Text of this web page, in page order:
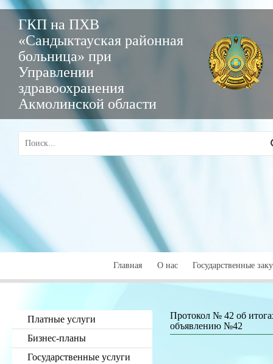
ГКП на ПХВ
«Сандыктауская районная
больница» при
Управлении
здравоохранения
Акмолинской области
Главная О нас Государственные
Платные услуги
Бизнес-планы
Государственные услуги
Протокол № 42 об
объявлению №42